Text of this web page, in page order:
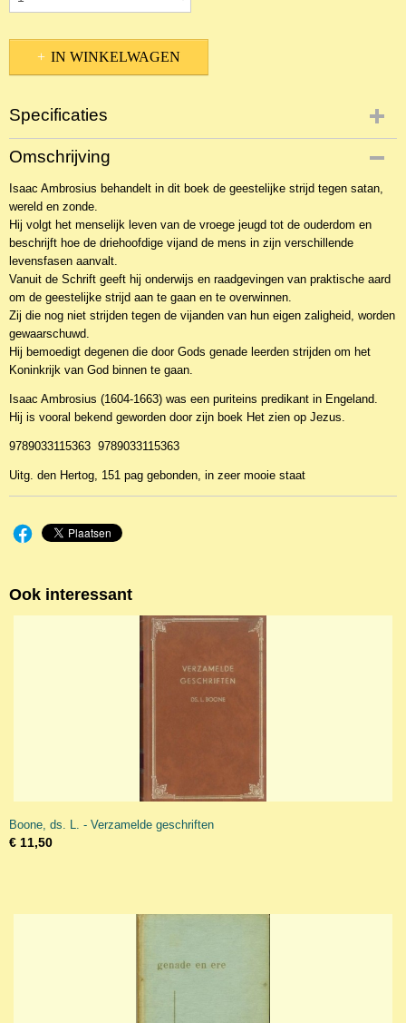
IN WINKELWAGEN
Specificaties
Productcode
2BKT-39853
EAN code
9789033115363
Productcode leverancier
Den Hertog
Omschrijving
Isaac Ambrosius behandelt in dit boek de geestelijke strijd tegen satan,
wereld en zonde.
Hij volgt het menselijk leven van de vroege jeugd tot de ouderdom en
beschrijft hoe de driehoofdige vijand de mens in zijn verschillende
levensfasen aanvalt.
Vanuit de Schrift geeft hij onderwijs en raadgevingen van praktische aard
om de geestelijke strijd aan te gaan en te overwinnen.
Zij die nog niet strijden tegen de vijanden van hun eigen zaligheid, worden
gewaarschuwd.
Hij bemoedigt degenen die door Gods genade leerden strijden om het
Koninkrijk van God binnen te gaan.
Isaac Ambrosius (1604-1663) was een puriteins predikant in Engeland.
Hij is vooral bekend geworden door zijn boek Het zien op Jezus.
9789033115363 9789033115363
Uitg. den Hertog, 151 pag gebonden, in zeer mooie staat
Ook interessant
Boone, ds. L. - Verzamelde geschriften
€ 11,50